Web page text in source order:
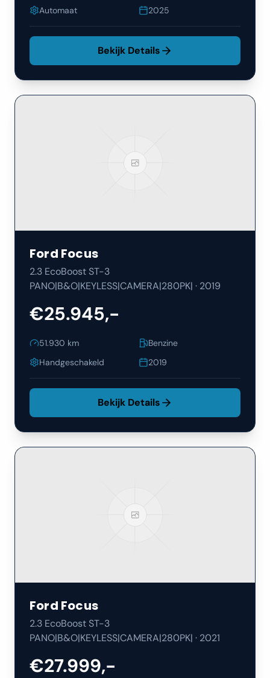
Automaat 2025
Bekijk Details
Ford Focus
2.3 EcoBoost ST-3
PANO|B&O|KEYLESS|CAMERA|280PK| · 2019
€25.945,-
51.930 km
Benzine
Handgeschakeld
2019
Bekijk Details
Ford Focus
2.3 EcoBoost ST-3
PANO|B&O|KEYLESS|CAMERA|280PK| · 2021
€27.999,-